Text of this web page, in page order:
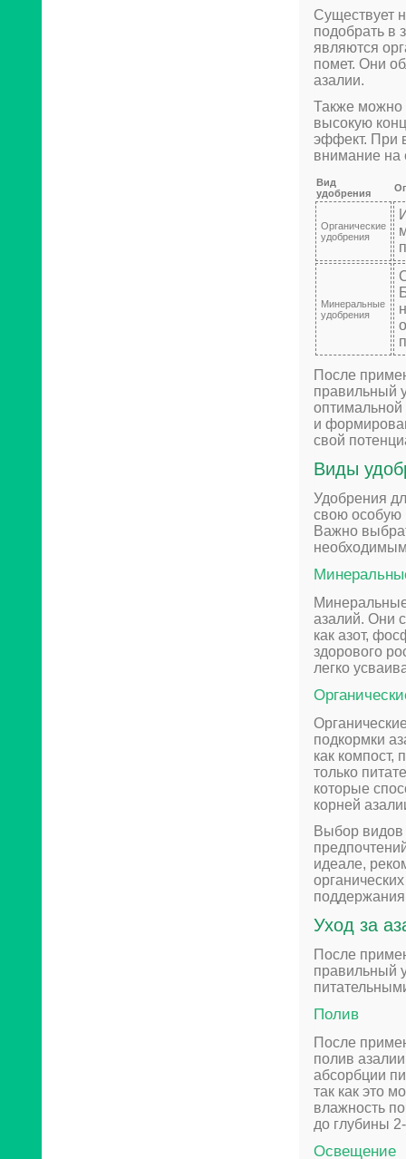
Существует
подобрать в
являются
помет. Они
азалии.
Также можно
высокую
эффект. При
внимание на
Вид
удобрения
Органические
удобрения
Минеральные
удобрения
После
правильный
оптимальной
и
свой
Виды
Удобрения
свою особую
Важно
азалий. Они
как азот,
здорового
легко
подкормки
как компост,
только
которые
корней
Выбор видов
идеале,
Уход за
После
правильный
Полив
После
полив
абсорбции
так как это
влажность
до глубины
Освещение